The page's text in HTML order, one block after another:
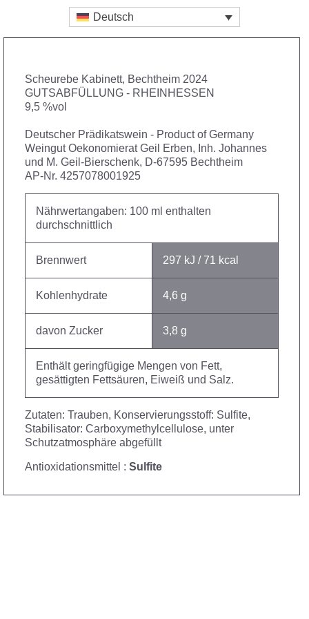
Deutsch
Scheurebe Kabinett, Bechtheim 2024
GUTSABFÜLLUNG - RHEINHESSEN
9,5 %vol
Deutscher Prädikatswein - Product of Germany
Weingut Oekonomierat Geil Erben, Inh. Johannes
und M. Geil-Bierschenk, D-67595 Bechtheim
AP-Nr. 4257078001925
Nährwertangaben: 100 ml enthalten
durchschnittlich
Brennwert 297 kJ / 71 kcal
Kohlenhydrate 4,6 g
davon Zucker 3,8 g
Enthält geringfügige Mengen von Fett,
gesättigten Fettsäuren, Eiweiß und Salz.
Zutaten: Trauben, Konservierungsstoff: Sulfite,
Stabilisator: Carboxymethylcellulose, unter
Schutzatmosphäre abgefüllt
Antioxidationsmittel : Sulfite